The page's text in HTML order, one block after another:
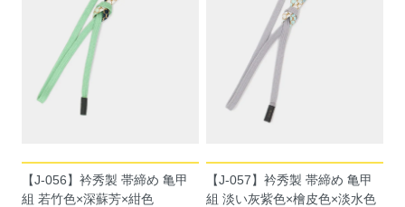
【J-056】衿秀製 帯締め 亀甲
組 若竹色×深蘇芳×紺色
【J-057】衿秀製 帯締め 亀甲
組 淡い灰紫色×檜皮色×淡水色